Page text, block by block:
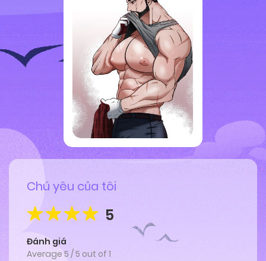
Chú yêu của tôi
5
Đánh giá
Average 5 /5 out of 1